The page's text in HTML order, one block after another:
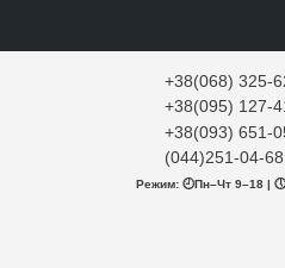
+38(068) 325-
+38(095) 127-
+38(093) 651-
(044)251-04-
Режим: 🕘Пн–Чт 9–18 |